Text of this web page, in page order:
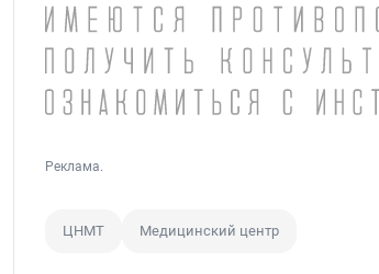
Реклама.
ЦНМТ Медицинский центр